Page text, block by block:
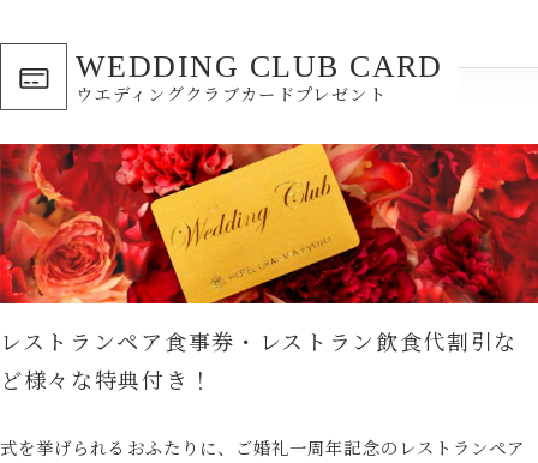
WEDDING CLUB CARD
ウエディングクラブカードプレゼント
レストランペア食事券・レストラン飲食代割引な
ど様々な特典付き！
式を挙げられるおふたりに、ご婚礼一周年記念のレストランペア